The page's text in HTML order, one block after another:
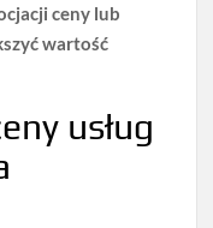
ceny lub
wartość
usług